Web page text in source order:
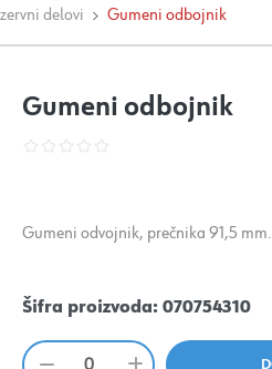
delovi Gumeni odbojnik
Gumeni odbojnik
Gumeni odvojnik, prečnika 91,5 mm.
Šifra proizvoda: 070754310